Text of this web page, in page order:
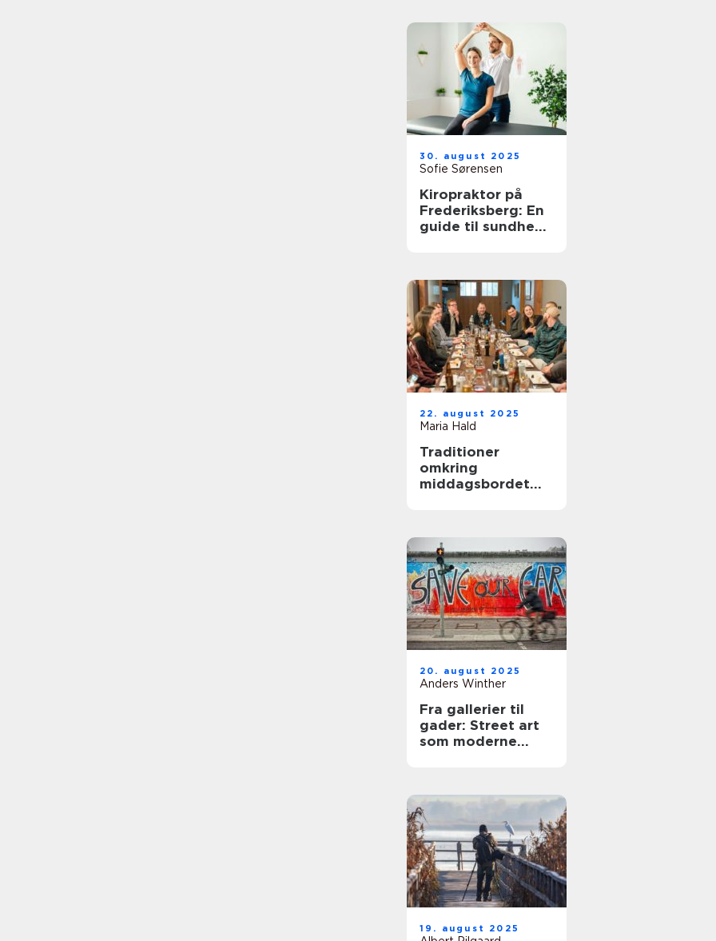
30. august 2025
Sofie Sørensen
Kiropraktor på
Frederiksberg: En
guide til sundhed
22. august 2025
Maria Hald
Traditioner
omkring
middagsbordet
20. august 2025
Anders Winther
Fra gallerier til
gader: Street art
som moderne
19. august 2025